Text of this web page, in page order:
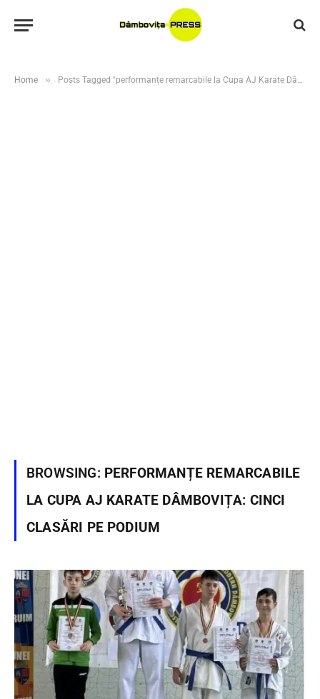
Home » Posts Tagged "performanțe remarcabile la Cupa AJ Karate Dâmbovița: cinci clasări pe podium"
BROWSING: PERFORMANȚE REMARCABILE
LA CUPA AJ KARATE DÂMBOVIȚA: CINCI
CLASĂRI PE PODIUM